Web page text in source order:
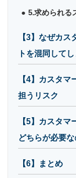
5.求められる
【3】なぜカ
トを混同して
【4】カスタ
担うリスク
【5】カスタ
どちらが必要な
【6】まとめ